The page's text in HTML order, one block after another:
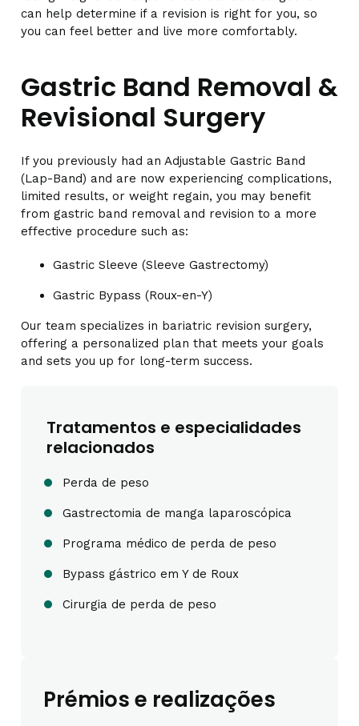
can help determine if a revision is right for you, so
you can feel better and live more comfortably.
Gastric Band Removal &
Revisional Surgery
If you previously had an Adjustable Gastric Band
(Lap-Band) and are now experiencing complications,
limited results, or weight regain, you may benefit
from gastric band removal and revision to a more
effective procedure such as:
Gastric Sleeve (Sleeve Gastrectomy)
Gastric Bypass (Roux-en-Y)
Our team specializes in bariatric revision surgery,
offering a personalized plan that meets your goals
and sets you up for long-term success.
Tratamentos e especialidades
relacionados
Perda de peso
Gastrectomia de manga laparoscópica
Programa médico de perda de peso
Bypass gástrico em Y de Roux
Cirurgia de perda de peso
Prémios e realizações